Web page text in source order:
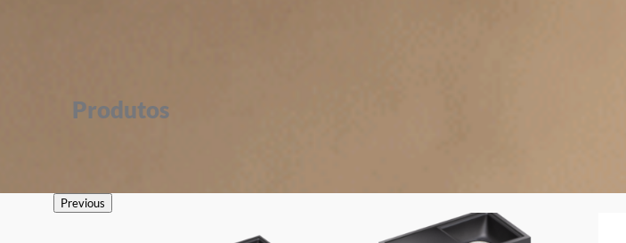
Produtos
Previous